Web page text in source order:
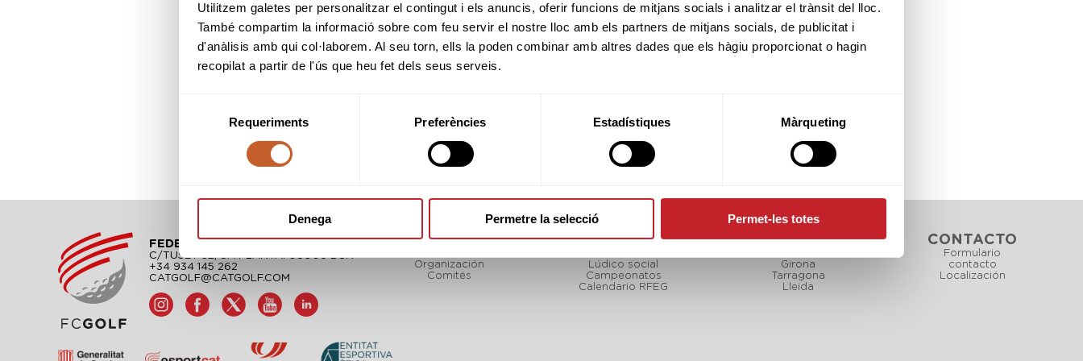
Utilitzem galetes per personalitzar el contingut i els anuncis, oferir funcions de mitjans socials i analitzar el trànsit del lloc.
També compartim la informació sobre com feu servir el nostre lloc amb els partners de mitjans socials, de publicitat i
d'anàlisis amb qui col·laborem. Al seu torn, ells la poden combinar amb altres dades que els hàgiu proporcionat o hagin
recopilat a partir de l'ús que heu fet dels seus serveis.
consentiment
Requeriments Preferències Estadístiques Màrqueting
Denega Permetre la selecció Permet-les totes
FEDERACIÓN CATALANA DE GOLF
C/TUSET 32, 8A PLANTA. 08006 BCN
+34 934 145 262
CATGOLF@CATGOLF.COM
FCGOLF
Organización
Comités
TORNEOS
Lúdico social
Campeonatos
Calendario RFEG
CAMPOS
Girona
Tarragona
Lleida
CONTACTO
Formulario
contacto
Localización